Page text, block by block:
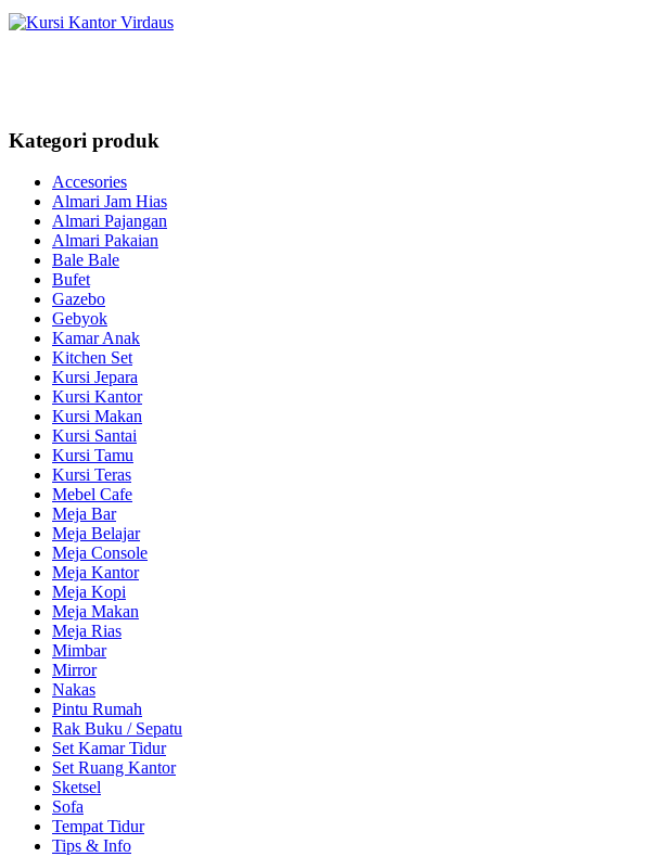
Kategori produk
Accesories
Almari Jam Hias
Almari Pajangan
Almari Pakaian
Bale Bale
Bufet
Gazebo
Gebyok
Kamar Anak
Kitchen Set
Kursi Jepara
Kursi Kantor
Kursi Makan
Kursi Santai
Kursi Tamu
Kursi Teras
Mebel Cafe
Meja Bar
Meja Belajar
Meja Console
Meja Kantor
Meja Kopi
Meja Makan
Meja Rias
Mimbar
Mirror
Nakas
Pintu Rumah
Rak Buku / Sepatu
Set Kamar Tidur
Set Ruang Kantor
Sketsel
Sofa
Tempat Tidur
Tips & Info